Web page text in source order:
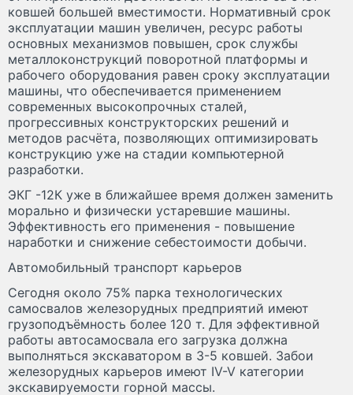
ковшей большей вместимости. Нормативный срок
эксплуатации машин увеличен, ресурс работы
основных механизмов повышен, срок службы
металлоконструкций поворотной платформы и
рабочего оборудования равен сроку эксплуатации
машины, что обеспечивается применением
современных высокопрочных сталей,
прогрессивных конструкторских решений и
методов расчёта, позволяющих оптимизировать
конструкцию уже на стадии компьютерной
разработки.
ЭКГ -12К уже в ближайшее время должен заменить
морально и физически устаревшие машины.
Эффективность его применения - повышение
наработки и снижение себестоимости добычи.
Автомобильный транспорт карьеров
Сегодня около 75% парка технологических
самосвалов железорудных предприятий имеют
грузоподъёмность более 120 т. Для эффективной
работы автосамосвала его загрузка должна
выполняться экскаватором в 3-5 ковшей. Забои
железорудных карьеров имеют IV-V категории
экскавируемости горной массы.